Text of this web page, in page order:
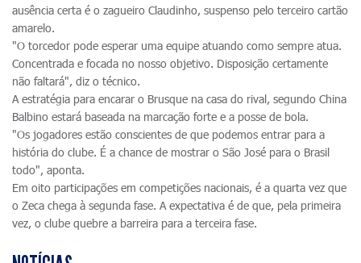
ausência certa é o zagueiro Claudinho, suspenso pelo terceiro cartão
amarelo.
"O torcedor pode esperar uma equipe atuando como sempre atua.
Concentrada e focada no nosso objetivo. Disposição certamente
não faltará", diz o técnico.
A estratégia para encarar o Brusque na casa do rival, segundo China
Balbino estará baseada na marcação forte e a posse de bola.
"Os jogadores estão conscientes de que podemos entrar para a
história do clube. É a chance de mostrar o São José para o Brasil
todo", aponta.
Em oito participações em competições nacionais, é a quarta vez que
o Zeca chega à segunda fase. A expectativa é de que, pela primeira
vez, o clube quebre a barreira para a terceira fase.